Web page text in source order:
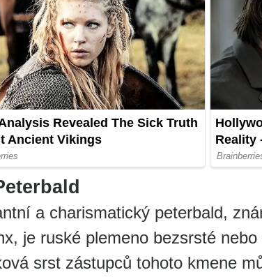
a charismatický peterbald,
je ruské plemeno bezsrsté
srst zástupců tohoto kmene